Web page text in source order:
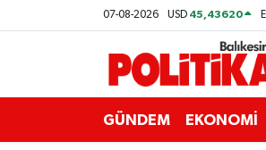
07-08-2026 USD 45,43620
GÜNDEM EKONOMİ
ASTROLOJİ
Balıkesir Nöbetçi Eczaneler
Balıkesir Hava Durumu